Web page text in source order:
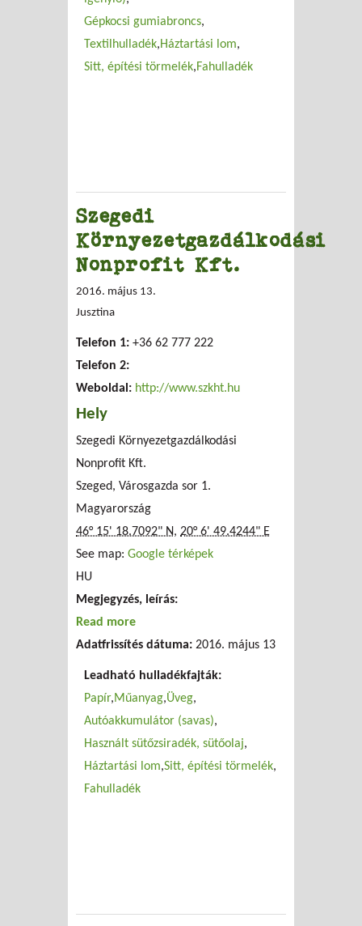
Gépkocsi gumiabroncs
Textilhulladék Háztartási lom
Sitt, építési törmelék Fahulladék
Szegedi
Környezetgazdálkodási
Nonprofit Kft.
2016. május 13.
Jusztina
Telefon 1: +36 62 777 222
Telefon 2:
Weboldal: http://www.szkht.hu
Hely
Szegedi Környezetgazdálkodási
Nonprofit Kft.
Szeged, Városgazda sor 1.
Magyarország
46° 15' 18.7092" N, 20° 6' 49.4244" E
See map: Google térképek
HU
Megjegyzés, leírás:
Read more
Nonprofit Kft.
Adatfrissítés dátuma: 2016. május 13
Leadható hulladékfajták:
Papír Műanyag Üveg
Autóakkumulátor (savas)
Használt sütőzsiradék, sütőolaj
Háztartási lom Sitt, építési törmelék
Fahulladék